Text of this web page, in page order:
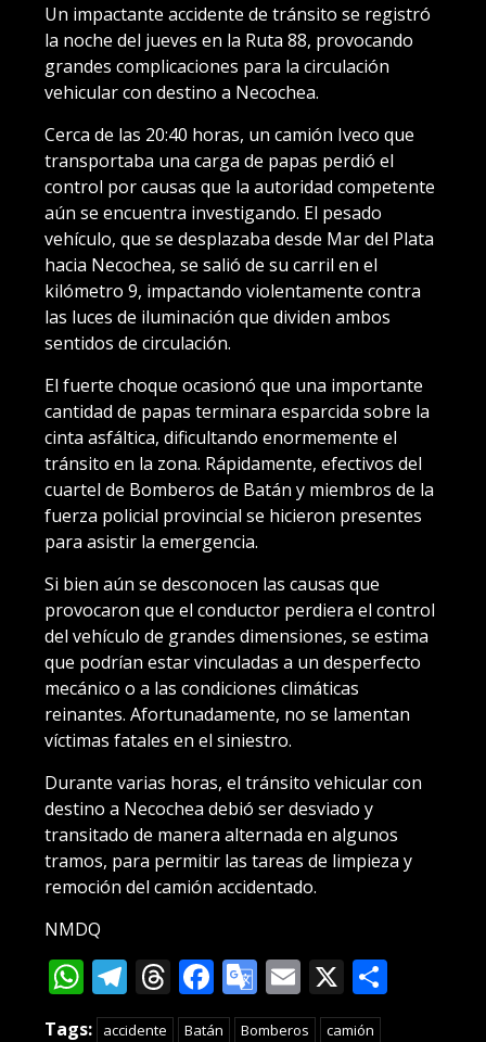
Un impactante accidente de tránsito se registró
la noche del jueves en la Ruta 88, provocando
grandes complicaciones para la circulación
vehicular con destino a Necochea.
Cerca de las 20:40 horas, un camión Iveco que
transportaba una carga de papas perdió el
control por causas que la autoridad competente
aún se encuentra investigando. El pesado
vehículo, que se desplazaba desde Mar del Plata
hacia Necochea, se salió de su carril en el
kilómetro 9, impactando violentamente contra
las luces de iluminación que dividen ambos
sentidos de circulación.
El fuerte choque ocasionó que una importante
cantidad de papas terminara esparcida sobre la
cinta asfáltica, dificultando enormemente el
tránsito en la zona. Rápidamente, efectivos del
cuartel de Bomberos de Batán y miembros de la
fuerza policial provincial se hicieron presentes
para asistir la emergencia.
Si bien aún se desconocen las causas que
provocaron que el conductor perdiera el control
del vehículo de grandes dimensiones, se estima
que podrían estar vinculadas a un desperfecto
mecánico o a las condiciones climáticas
reinantes. Afortunadamente, no se lamentan
víctimas fatales en el siniestro.
Durante varias horas, el tránsito vehicular con
destino a Necochea debió ser desviado y
transitado de manera alternada en algunos
tramos, para permitir las tareas de limpieza y
remoción del camión accidentado.
NMDQ
WhatsApp
Telegram
Threads
Facebook
Google
Translate
Email
X
Tags: accidente Batán Bomberos
camión